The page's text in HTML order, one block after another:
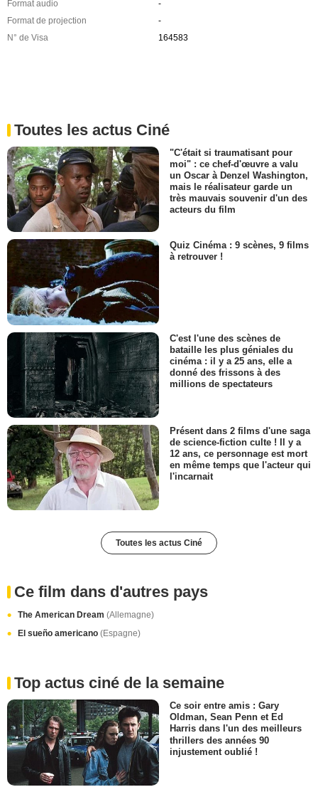
Format audio
-
Format de projection
-
N° de Visa
164583
Toutes les actus Ciné
"C'était si traumatisant pour
moi" : ce chef-d'œuvre a valu
un Oscar à Denzel Washington,
mais le réalisateur garde un
très mauvais souvenir d'un des
acteurs du film
Quiz Cinéma : 9 scènes, 9 films
à retrouver !
C'est l'une des scènes de
bataille les plus géniales du
cinéma : il y a 25 ans, elle a
donné des frissons à des
millions de spectateurs
Présent dans 2 films d'une saga
de science-fiction culte ! Il y a
12 ans, ce personnage est mort
en même temps que l'acteur qui
l'incarnait
Toutes les actus Ciné
Ce film dans d'autres pays
The American Dream (Allemagne)
El sueño americano (Espagne)
Top actus ciné de la semaine
Ce soir entre amis : Gary
Oldman, Sean Penn et Ed
Harris dans l'un des meilleurs
thrillers des années 90
injustement oublié !